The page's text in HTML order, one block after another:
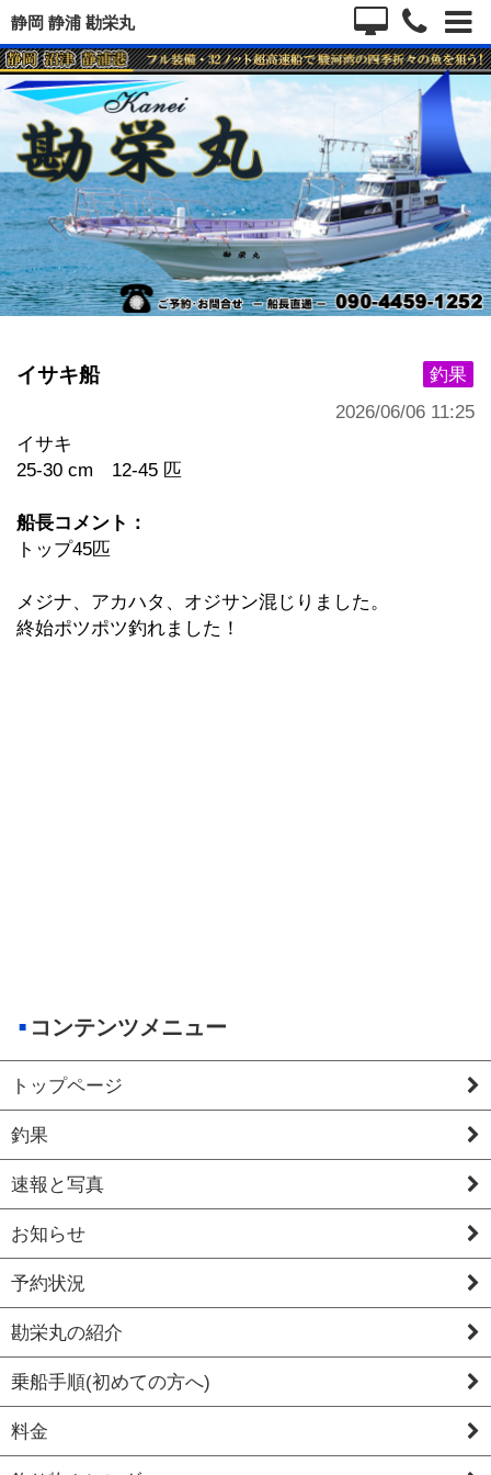
静岡 静浦 勘栄丸
釣果
イサキ船
2026/06/06 11:25
イサキ
25-30 cm 12-45 匹
船長コメント：
トップ45匹
メジナ、アカハタ、オジサン混じりました。
終始ポツポツ釣れました！
コンテンツメニュー
トップページ
釣果
速報と写真
お知らせ
予約状況
勘栄丸の紹介
乗船手順(初めての方へ)
料金